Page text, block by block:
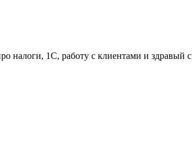
налоги, 1С, работу с клиентами и здравый